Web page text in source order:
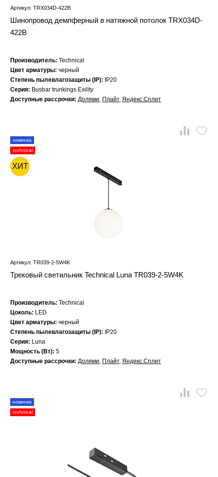
Артикул: TRX034D-422B
Шинопровод демпферный в натяжной потолок TRX034D-
422B
Производитель: Technical
Цвет арматуры: черный
Степень пылевлагозащиты (IP):
IP20
Серия: Busbar trunkings Exility
Доступные рассрочки: Долями, Плайт, Яндекс.Сплит
новинка
technical
ХИТ
Артикул: TR039-2-5W4K
Трековый светильник Technical Luna TR039-2-5W4K
Производитель: Technical
Цоколь: LED
Цвет арматуры: черный
Степень пылевлагозащиты (IP):
IP20
Серия: Luna
Мощность (Вт): 5
Доступные рассрочки: Долями, Плайт, Яндекс.Сплит
новинка
technical